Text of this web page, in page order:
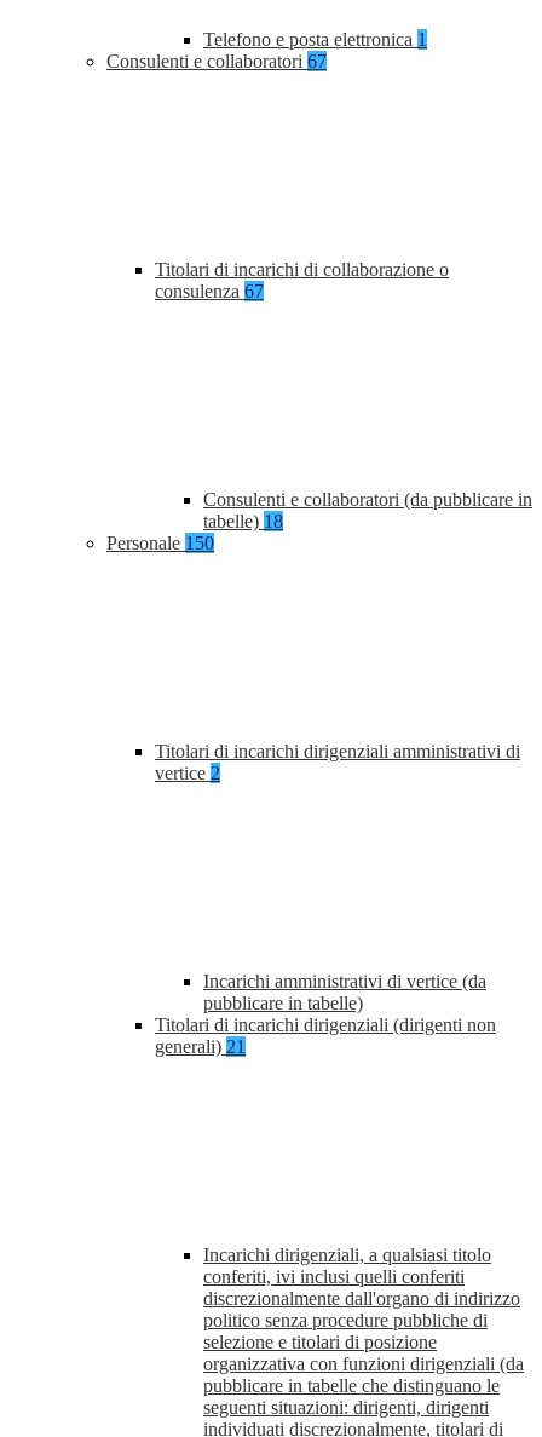
Telefono e posta elettronica 1
Consulenti e collaboratori 67
Titolari di incarichi di collaborazione o
consulenza 67
Consulenti e collaboratori (da pubblicare in
tabelle) 18
Personale 150
Titolari di incarichi dirigenziali amministrativi di
vertice 2
Incarichi amministrativi di vertice (da
pubblicare in tabelle)
Titolari di incarichi dirigenziali (dirigenti non
generali) 21
Incarichi dirigenziali, a qualsiasi titolo
conferiti, ivi inclusi quelli conferiti
discrezionalmente dall'organo di indirizzo
politico senza procedure pubbliche di
selezione e titolari di posizione
organizzativa con funzioni dirigenziali (da
pubblicare in tabelle che distinguano le
seguenti situazioni: dirigenti, dirigenti
individuati discrezionalmente, titolari di